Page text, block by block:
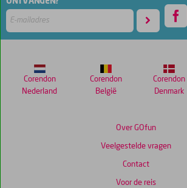
48
maanden
niet
weergegeven
om
de
Over GOfun
Veelgestelde vragen
Contact
Voor de reis
Corendon
Nederland
Corendon
België
Corendon
Denmark